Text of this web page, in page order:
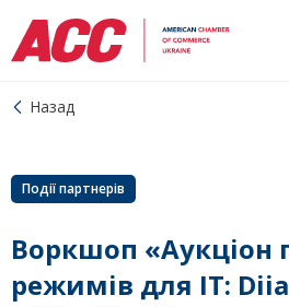
Назад
Події партнерів
Воркшоп «Аукціон
режимів для IT: